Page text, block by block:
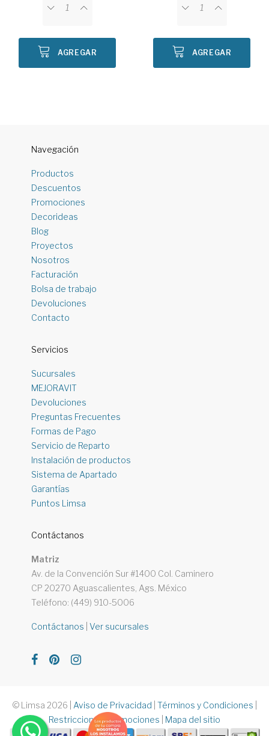
AGREGAR AGREGAR
Navegación
Productos
Descuentos
Promociones
Decorideas
Blog
Proyectos
Nosotros
Facturación
Bolsa de trabajo
Devoluciones
Contacto
Servicios
Sucursales
MEJORAVIT
Devoluciones
Preguntas Frecuentes
Formas de Pago
Servicio de Reparto
Instalación de productos
Sistema de Apartado
Garantías
Puntos Limsa
Contáctanos
Matriz
Av. de la Convención Sur #1400 Col. Caminero
CP 20270 Aguascalientes, Ags. México
Teléfono: (449) 910-5006
Contáctanos |Ver sucursales
© Limsa 2026 Aviso de Privacidad Términos y Condiciones
Restricciones Promociones
Mapa del sitio